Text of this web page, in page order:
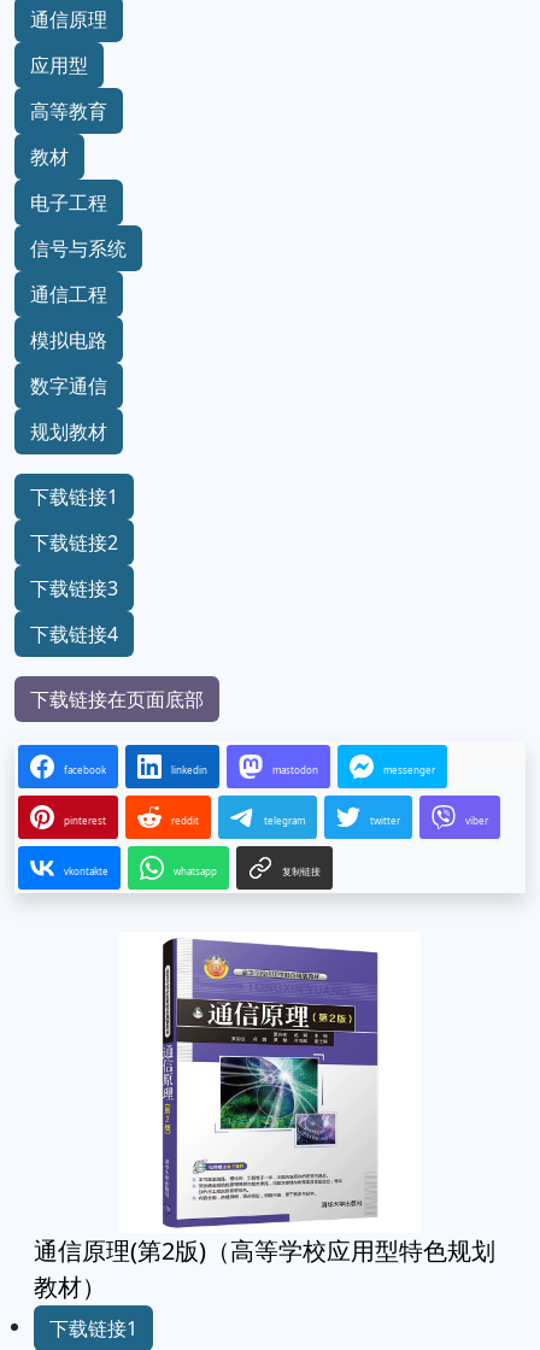
通信原理
应用型
高等教育
教材
电子工程
信号与系统
通信工程
模拟电路
数字通信
规划教材
下载链接1
下载链接2
下载链接3
下载链接4
下载链接在页面底部
facebook linkedin mastodon messenger
pinterest reddit telegram twitter viber
vkontakte whatsapp 复制链接
通信原理(第2版)（高等学校应用型特色规划
教材）
下载链接1